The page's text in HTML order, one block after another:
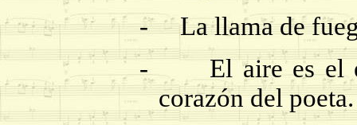
-
La llama de
-
El aire es el
corazón del poeta.